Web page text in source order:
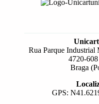
Rua Parque Industrial
4720-
Braga
GPS: